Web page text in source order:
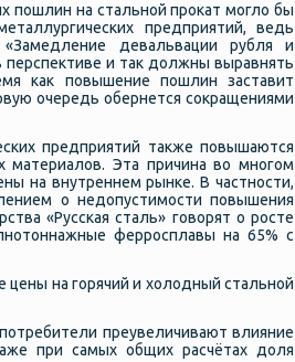
пошлин на стальной прокат могло бы
предприятий, ведь
девальвации рубля и
и так должны выравнять
как повышение пошлин заставит
очередь обернется сокращениями
предприятий также повышаются
материалов. Эта причина во многом
на внутреннем рынке. В частности,
о недопустимости повышения
«Русская сталь» говорят о росте
ферросплавы на 65% с
на горячий и холодный стальной
преувеличивают влияние
при самых общих расчётах доля